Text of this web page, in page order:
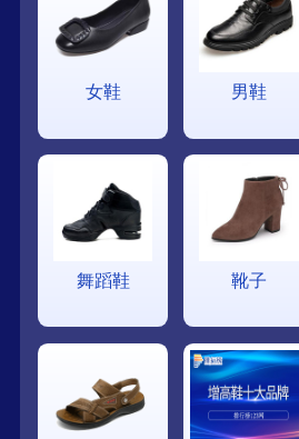
女鞋 男鞋
舞蹈鞋 靴子